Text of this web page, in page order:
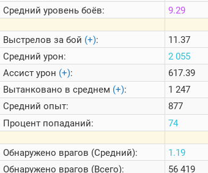
Средний уровень боёв:
Выстрелов за бой (+):
Средний урон:
Ассист урон (+):
Вытанковано в среднем (+):
Средний опыт:
Процент попаданий:
Обнаружено врагов (Средний):
Обнаружено врагов (Всего):
9.29
11.37
2 055
617.39
1 247
877
74
1.19
56 419